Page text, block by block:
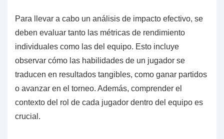
Para llevar a cabo un análisis de impacto efectivo, se
deben evaluar tanto las métricas de rendimiento
individuales como las del equipo. Esto incluye
observar cómo las habilidades de un jugador se
traducen en resultados tangibles, como ganar partidos
o avanzar en el torneo. Además, comprender el
contexto del rol de cada jugador dentro del equipo es
crucial.